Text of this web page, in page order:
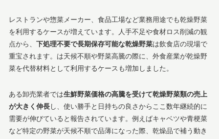
レストランや惣菜メーカー、食品工場など業務用途でも乾燥野菜
を利用するケースが増えています。人手不足や食材ロス削減の観
点から、 下処理不要で長期保存可能な乾燥野菜は飲食店の現場で
重宝されます。は天候不順や野菜高騰の際に、外食産業が乾燥野
菜を代替材料として利用するケースも増加しました。
ある卸売業者では生鮮野菜価格の高騰を受けて乾燥野菜類の売上
が大きく伸長し、使い勝手と日持ちの良さからここ数年継続的に
需要が伸びていると報告されています​。例えばキャベツや青梗菜
など特定の野菜が天候不順で品薄になった際、乾燥品で補う動き